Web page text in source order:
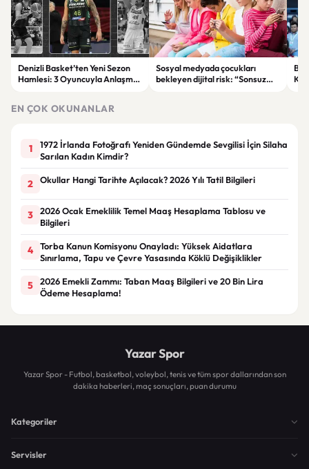
Denizli Basket’ten Yeni Sezon
Hamlesi: 3 Oyuncuyla Anlaşma
Sosyal medyada çocukları
bekleyen dijital risk: “Sonsuz
EN ÇOK OKUNANLAR
1
1972 İrlanda Fotoğrafı Yeniden Gündemde Sevgilisi İçin Silaha
Sarılan Kadın Kimdir?
2 Okullar Hangi Tarihte Açılacak? 2026 Yılı Tatil Bilgileri
3
2026 Ocak Emeklilik Temel Maaş Hesaplama Tablosu ve
Bilgileri
4
Torba Kanun Komisyonu Onayladı: Yüksek Aidatlara
Sınırlama, Tapu ve Çevre Yasasında Köklü Değişiklikler
5
2026 Emekli Zammı: Taban Maaş Bilgileri ve 20 Bin Lira
Ödeme Hesaplama!
Yazar Spor
Yazar Spor - Futbol, basketbol, voleybol, tenis ve tüm spor dallarından son
dakika haberleri, maç sonuçları, puan durumu
Kategoriler
Servisler